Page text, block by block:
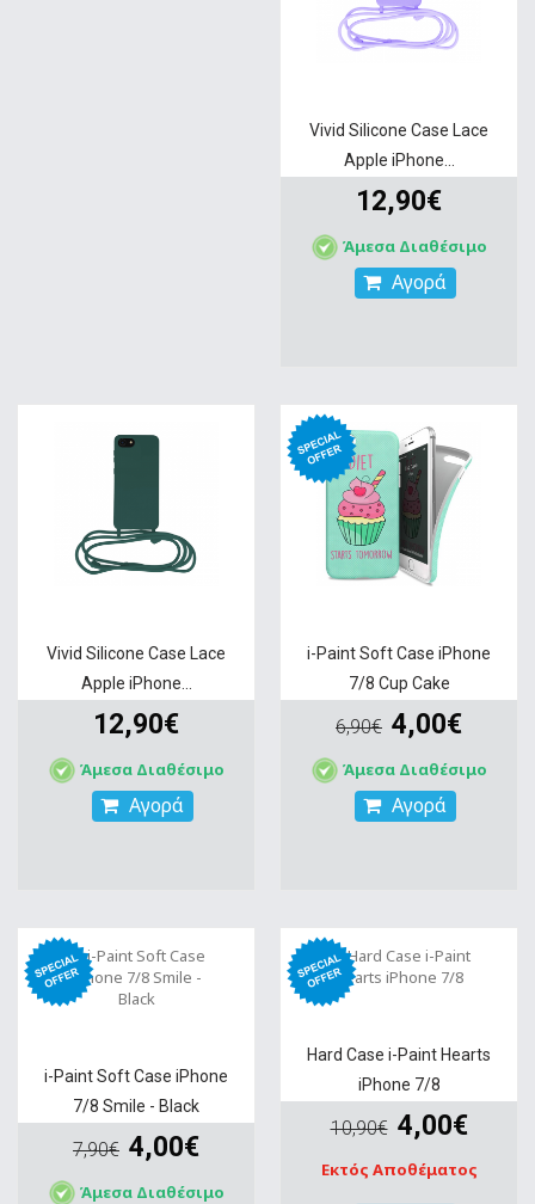
Vivid Silicone Case Lace
Apple iPhone...
12,90€
Άμεσα Διαθέσιμο
Αγορά
Vivid Silicone Case Lace
Apple iPhone...
12,90€
Άμεσα Διαθέσιμο
Αγορά
i-Paint Soft Case iPhone
7/8 Cup Cake
6,90€ 4,00€
Άμεσα Διαθέσιμο
Αγορά
i-Paint Soft Case iPhone
7/8 Smile - Black
7,90€ 4,00€
Άμεσα Διαθέσιμο
Hard Case i-Paint Hearts
iPhone 7/8
10,90€ 4,00€
Εκτός Αποθέματος